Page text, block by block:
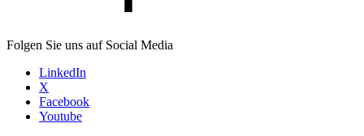
Folgen Sie uns auf Social Media
LinkedIn
X
Facebook
Youtube